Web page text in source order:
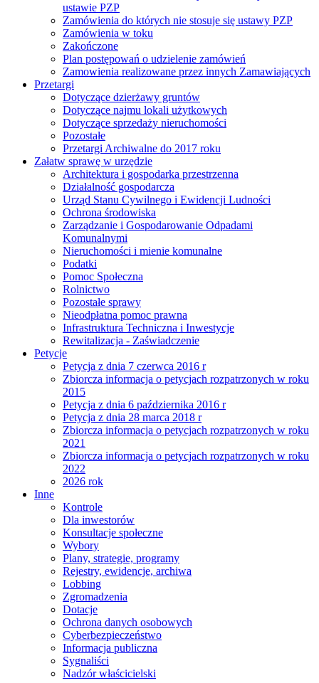
ustawie PZP
Zamówienia do których nie stosuje się ustawy PZP
Zamówienia w toku
Zakończone
Plan postępowań o udzielenie zamówień
Zamowienia realizowane przez innych Zamawiających
Przetargi
Dotyczące dzierżawy gruntów
Dotyczące najmu lokali użytkowych
Dotyczące sprzedaży nieruchomości
Pozostałe
Przetargi Archiwalne do 2017 roku
Załatw sprawę w urzędzie
Architektura i gospodarka przestrzenna
Działalność gospodarcza
Urząd Stanu Cywilnego i Ewidencji Ludności
Ochrona środowiska
Zarządzanie i Gospodarowanie Odpadami
Komunalnymi
Nieruchomości i mienie komunalne
Podatki
Pomoc Społeczna
Rolnictwo
Pozostałe sprawy
Nieodpłatna pomoc prawna
Infrastruktura Techniczna i Inwestycje
Rewitalizacja - Zaświadczenie
Petycje
Petycja z dnia 7 czerwca 2016 r
Zbiorcza informacja o petycjach rozpatrzonych w roku
2015
Petycja z dnia 6 października 2016 r
Petycja z dnia 28 marca 2018 r
Zbiorcza informacja o petycjach rozpatrzonych w roku
2021
Zbiorcza informacja o petycjach rozpatrzonych w roku
2022
2026 rok
Inne
Kontrole
Dla inwestorów
Konsultacje społeczne
Wybory
Plany, strategie, programy
Rejestry, ewidencje, archiwa
Lobbing
Zgromadzenia
Dotacje
Ochrona danych osobowych
Cyberbezpieczeństwo
Informacja publiczna
Sygnaliści
Nadzór właścicielski